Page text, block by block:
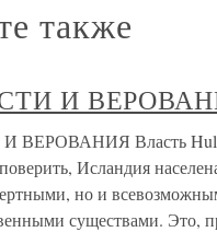
также
И
Власть
Исландия
но и
существами. Это,